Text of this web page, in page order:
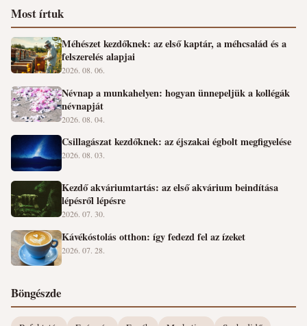
Most írtuk
Méhészet kezdőknek: az első kaptár, a méhcsalád és a
felszerelés alapjai
2026. 08. 06.
Névnap a munkahelyen: hogyan ünnepeljük a kollégák
névnapját
2026. 08. 04.
Csillagászat kezdőknek: az éjszakai égbolt megfigyelése
2026. 08. 03.
Kezdő akváriumtartás: az első akvárium beindítása
lépésről lépésre
2026. 07. 30.
Kávékóstolás otthon: így fedezd fel az ízeket
2026. 07. 28.
Böngészde